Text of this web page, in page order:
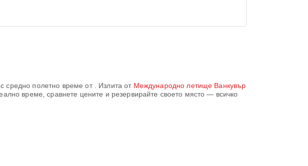
средно полетно време от . Излита от Международно летище Ванкувър
време, сравнете цените и резервирайте своето място — всичко